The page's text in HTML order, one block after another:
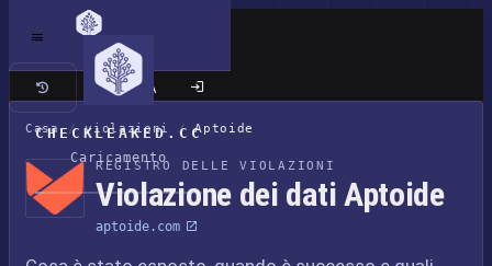
CHECKLEAKED.CC
Caricamento
Sito classico
Casa / violazioni / Aptoide
REGISTRO DELLE VIOLAZIONI
Violazione dei dati Aptoide
aptoide.com